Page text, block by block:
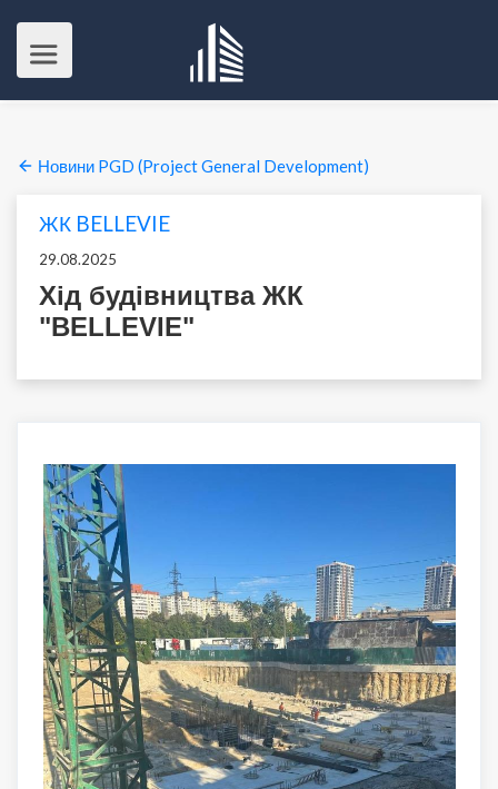
Новини PGD (Project General Development)
ЖК BELLEVIE
29.08.2025
Хід будівництва ЖК
"BELLEVIE"